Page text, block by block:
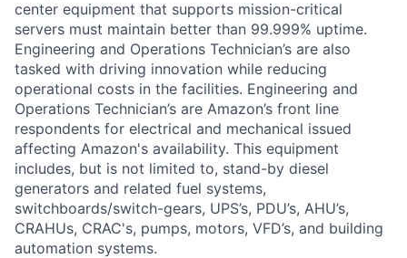
center equipment that supports mission-critical
servers must maintain better than 99.999% uptime.
Engineering and Operations Technician’s are also
tasked with driving innovation while reducing
operational costs in the facilities. Engineering and
Operations Technician’s are Amazon’s front line
respondents for electrical and mechanical issued
affecting Amazon's availability. This equipment
includes, but is not limited to, stand-by diesel
generators and related fuel systems,
switchboards/switch-gears, UPS’s, PDU’s, AHU’s,
CRAHUs, CRAC's, pumps, motors, VFD’s, and building
automation systems.